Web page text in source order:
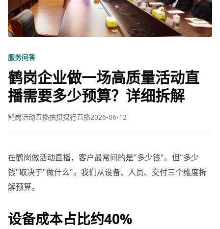
服务问答
鹤岗企业做一场高质量活动直
播需要多少预算？详细拆解
鹤岗活动直播拍摄摄行直播2026-06-12
在鹤岗做活动直播，客户最常问的是"多少钱"。但"多少
钱"取决于"做什么"。我们从设备、人员、交付三个维度拆
解预算。
设备成本占比约40%